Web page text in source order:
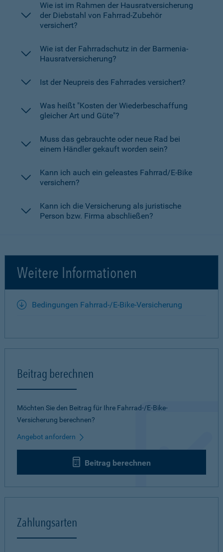
Wie ist im Rahmen der Hausratversicherung
der Diebstahl von Fahrrad-Zubehör
versichert?
Wie ist der Fahrradschutz in der Barmenia-
Hausratversicherung?
Ist der Neupreis des Fahrrades versichert?
Was heißt "Kosten der Wiederbeschaffung
gleicher Art und Güte"?
Muss das gebrauchte oder neue Rad bei
einem Händler gekauft worden sein?
Kann ich auch ein geleastes Fahrrad/E-Bike
versichern?
Kann ich die Versicherung als juristische
Person bzw. Firma abschließen?
Weitere Informationen
Bedingungen Fahrrad-/E-Bike-Versicherung
Beitrag berechnen
Möchten Sie den Beitrag für Ihre Fahrrad-/E-Bike-
Versicherung berechnen?
Angebot anfordern
Beitrag berechnen
Zahlungsarten